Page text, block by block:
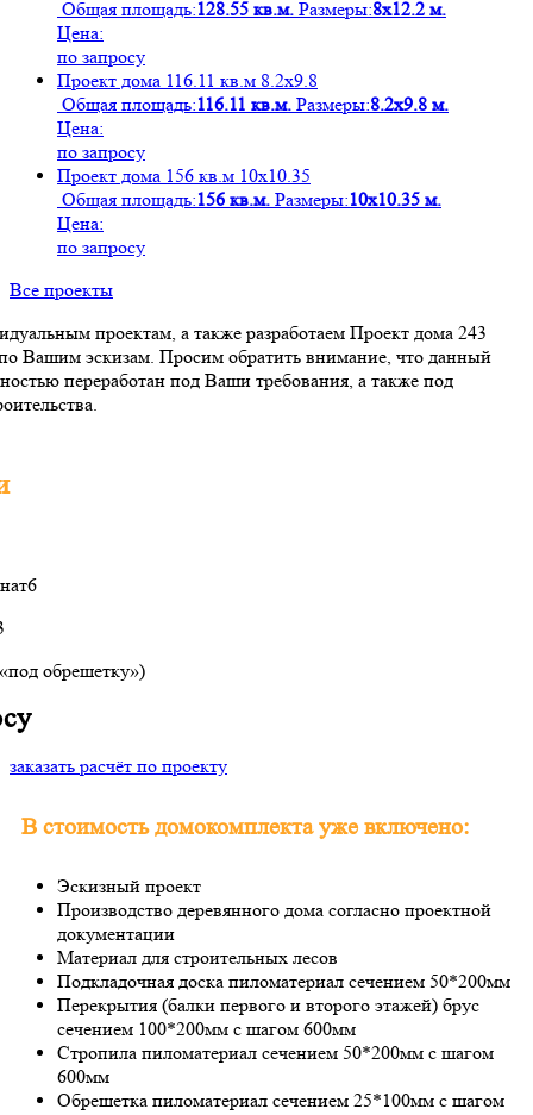
Общая площадь:128.55 кв.м. Размеры:8х12.2 м.
Цена:
по запросу
Проект дома 116.11 кв.м 8.2х9.8
Общая площадь:116.11 кв.м. Размеры:8.2х9.8 м.
Цена:
по запросу
Проект дома 156 кв.м 10х10.35
Общая площадь:156 кв.м. Размеры:10х10.35 м.
Цена:
по запросу
Все проекты
проектам, а также разработаем Проект дома 243
Вашим эскизам. Просим обратить внимание, что данный
переработан под Ваши требования, а также под
6
обрешетку»)
заказать расчёт по проекту
В стоимость домокомплекта уже включено:
Эскизный проект
Производство деревянного дома согласно проектной
документации
Материал для строительных лесов
Подкладочная доска пиломатериал сечением 50*200мм
Перекрытия (балки первого и второго этажей) брус
сечением 100*200мм с шагом 600мм
Стропила пиломатериал сечением 50*200мм с шагом
600мм
Обрешетка пиломатериал сечением 25*100мм с шагом